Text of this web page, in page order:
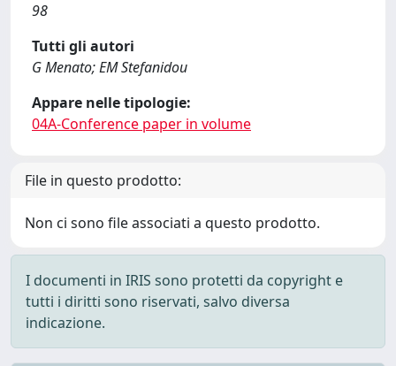
98
Tutti gli autori
G Menato; EM Stefanidou
Appare nelle tipologie:
04A-Conference paper in volume
File in questo prodotto:
Non ci sono file associati a questo prodotto.
I documenti in IRIS sono protetti da copyright e
tutti i diritti sono riservati, salvo diversa
indicazione.